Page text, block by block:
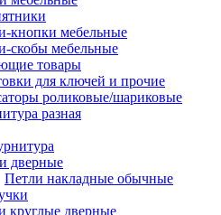
кнопки мебельные
скобы мебельные
товары
для ключей и прочие
роликовые/шариковые
разная
дверные
Петли накладные обычные
круглые дверные